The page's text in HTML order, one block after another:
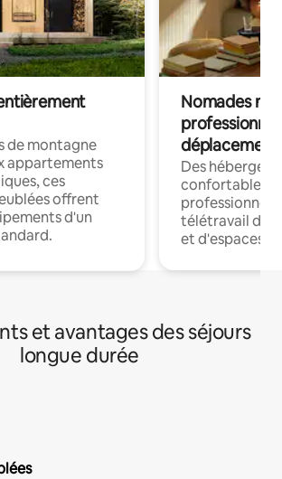
de montagne
appartements
ces
offrent
d'un
Nomades
déplacement
Des
confortables
professionnels
télétravail
et d'espaces
et avantages des séjours
longue durée